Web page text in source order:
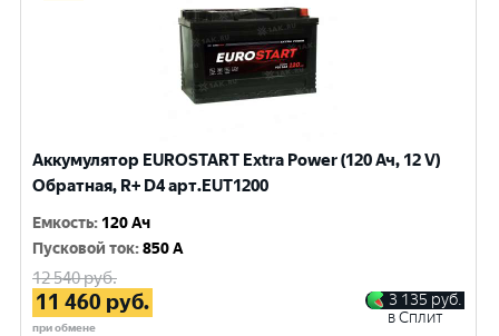
Аккумулятор EUROSTART Extra Power (120 Ач, 12 V)
Обратная, R+ D4 арт.EUT1200
Емкость: 120 Ач
Пусковой ток:850 A
12 540руб.
11 460 руб.
при обмене
3 135 руб.
в Сплит